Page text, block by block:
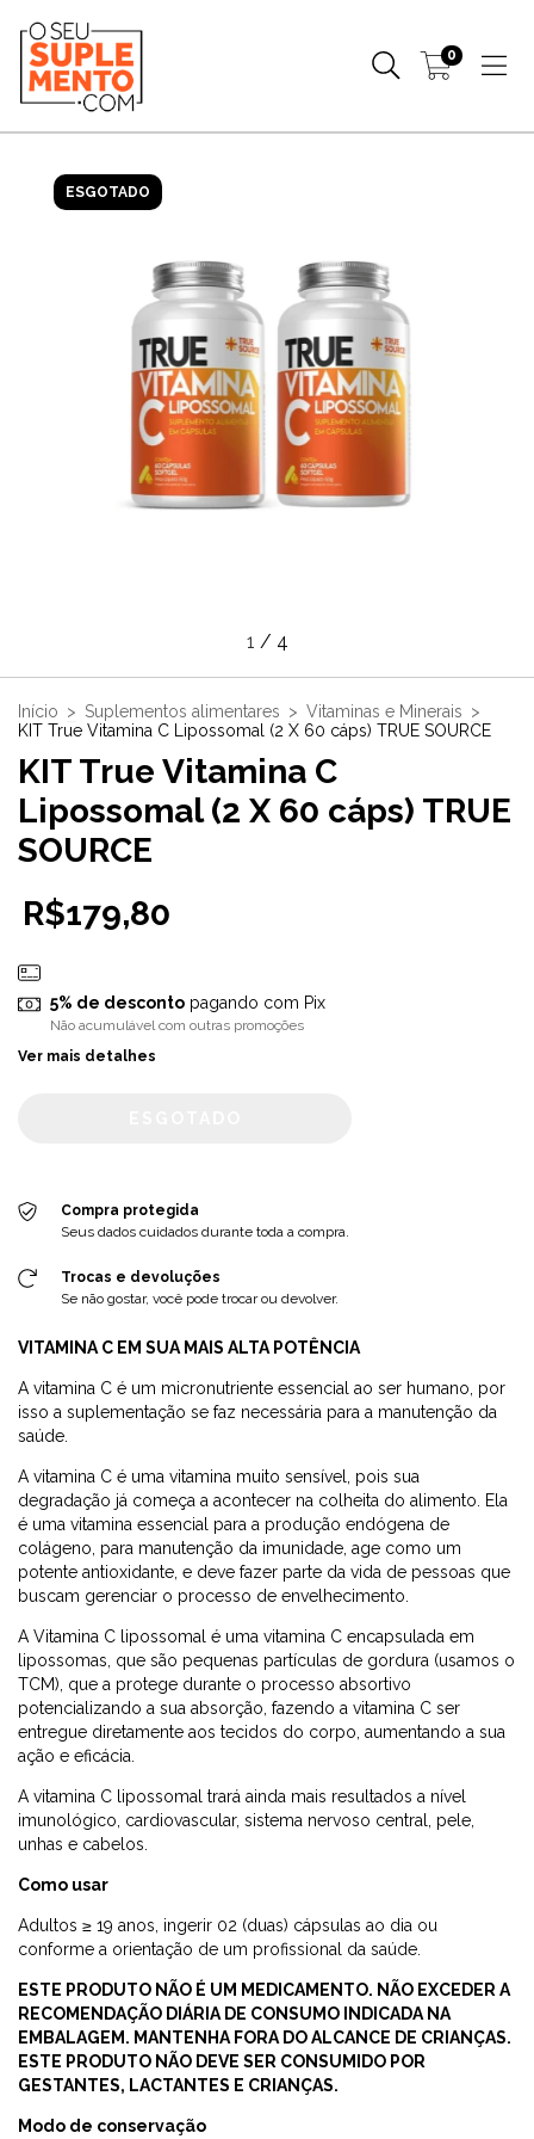
0
ESGOTADO
1 / 4
Início > Suplementos alimentares > Vitaminas e Minerais >
KIT True Vitamina C Lipossomal (2 X 60 cáps) TRUE SOURCE
KIT True Vitamina C
Lipossomal (2 X 60 cáps) TRUE
SOURCE
R$179,80
5% de descontopagando com Pix
Não acumulável com outras promoções
Ver mais detalhes
Compra protegida
Seus dados cuidados durante toda a compra.
Trocas e devoluções
Se não gostar, você pode trocar ou devolver.
VITAMINA C EM SUA MAIS ALTA POTÊNCIA
A vitamina C é um micronutriente essencial ao ser humano, por
isso a suplementação se faz necessária para a manutenção da
saúde.
A vitamina C é uma vitamina muito sensível, pois sua
degradação já começa a acontecer na colheita do alimento. Ela
é uma vitamina essencial para a produção endógena de
colágeno, para manutenção da imunidade, age como um
potente antioxidante, e deve fazer parte da vida de pessoas que
buscam gerenciar o processo de envelhecimento.
A Vitamina C lipossomal é uma vitamina C encapsulada em
lipossomas, que são pequenas partículas de gordura (usamos o
TCM), que a protege durante o processo absortivo
potencializando a sua absorção, fazendo a vitamina C ser
entregue diretamente aos tecidos do corpo, aumentando a sua
ação e eficácia.
A vitamina C lipossomal trará ainda mais resultados a nível
imunológico, cardiovascular, sistema nervoso central, pele,
unhas e cabelos.
Como usar
Adultos ≥ 19 anos, ingerir 02 (duas) cápsulas ao dia ou
conforme a orientação de um profissional da saúde.
ESTE PRODUTO NÃO É UM MEDICAMENTO. NÃO EXCEDER A
RECOMENDAÇÃO DIÁRIA DE CONSUMO INDICADA NA
EMBALAGEM. MANTENHA FORA DO ALCANCE DE CRIANÇAS.
ESTE PRODUTO NÃO DEVE SER CONSUMIDO POR
GESTANTES, LACTANTES E CRIANÇAS.
Modo de conservação